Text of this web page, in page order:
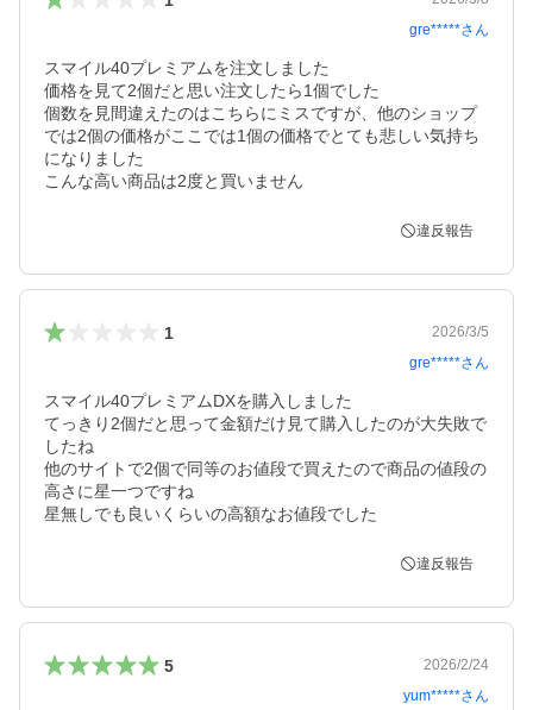
gre*****さん
スマイル40プレミアムを注文しました
価格を見て2個だと思い注文したら1個でした
個数を見間違えたのはこちらにミスですが、他のショップ
では2個の価格がここでは1個の価格でとても悲しい気持ち
になりました
こんな高い商品は2度と買いません
違反報告
1
2026/3/5
gre*****さん
スマイル40プレミアムDXを購入しました
てっきり2個だと思って金額だけ見て購入したのが大失敗で
したね
他のサイトで2個で同等のお値段で買えたので商品の値段の
高さに星一つですね
星無しでも良いくらいの高額なお値段でした
違反報告
5
2026/2/24
yum*****さん